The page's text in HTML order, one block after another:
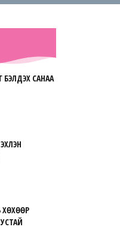
БЭЛДЭХ САНАА
ХӨХӨӨР